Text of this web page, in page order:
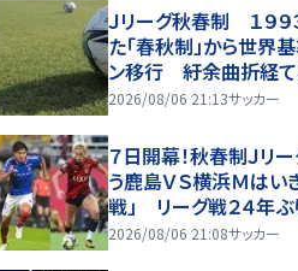
Ｊリーグ秋春制 １９
た「春秋制」から世界
ン移行 紆余曲折経
に開幕
2026/08/06 21:13サッカー
７日開幕！秋春制Ｊ
う鹿島ＶＳ横浜Ｍはい
戦」 リーグ戦２４年ぶ
立初の６万人超観衆動
2026/08/06 21:08サッカー